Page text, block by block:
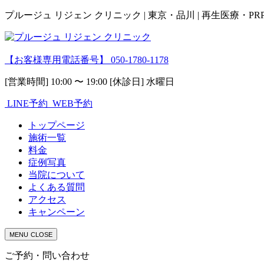
プルージュ リジェン クリニック | 東京・品川 | 再生医療・
【お客様専用電話番号】 050-1780-1178
[営業時間] 10:00 〜 19:00 [休診日] 水曜日
LINE予約 WEB予約
トップページ
施術一覧
料金
症例写真
当院について
よくある質問
アクセス
キャンペーン
MENU CLOSE
ご予約・問い合わせ